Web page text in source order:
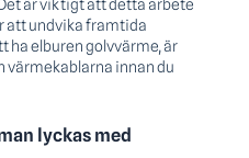
är viktigt att detta arbete
att undvika framtida
ha elburen golvvärme, är
innan du
lyckas med